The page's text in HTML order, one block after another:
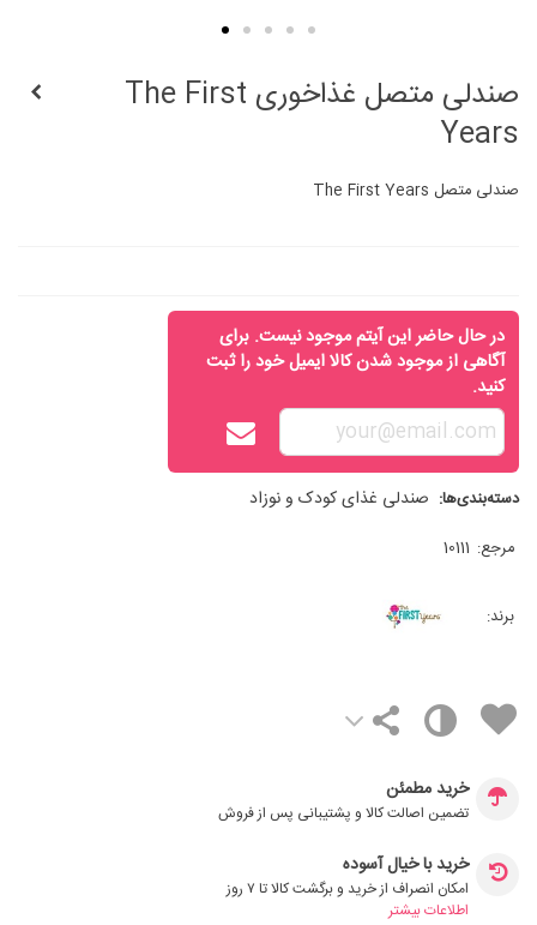
صندلی متصل غذاخوری The First
Years
صندلی متصل The First Years
در حال حاضر این آیتم موجود نیست. برای
آگاهی از موجود شدن کالا ایمیل خود را ثبت
کنید.
دسته‌بندی‌ها: صندلی غذای کودک و نوزاد
مرجع: 10111
برند:
خرید مطمئن
تضمین اصالت کالا و پشتیبانی پس از فروش
خرید با خیال آسوده
امکان انصراف از خرید و برگشت کالا تا ۷ روز
اطلاعات بیشتر